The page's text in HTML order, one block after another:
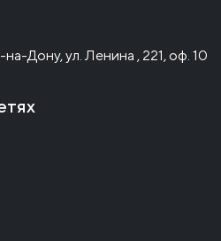
Дону, ул. Ленина , 221, оф. 10